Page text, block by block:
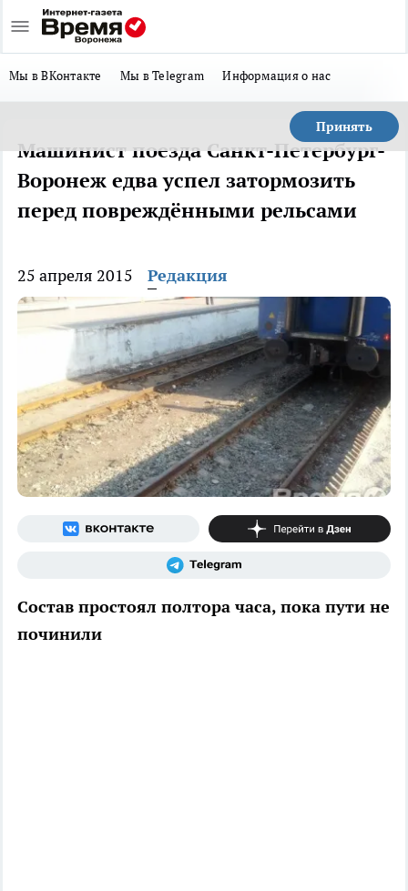
Мы в ВКонтакте Мы в Telegram Информация о нас
Принять
Машинист поезда Санкт-Петербург-
Воронеж едва успел затормозить
перед повреждёнными рельсами
25 апреля 2015 Редакция
Состав простоял полтора часа, пока пути не
починили